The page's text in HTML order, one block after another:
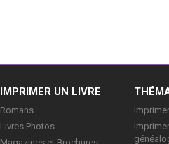
IMPRIMER UN LIVRE
Romans
Livres Photos